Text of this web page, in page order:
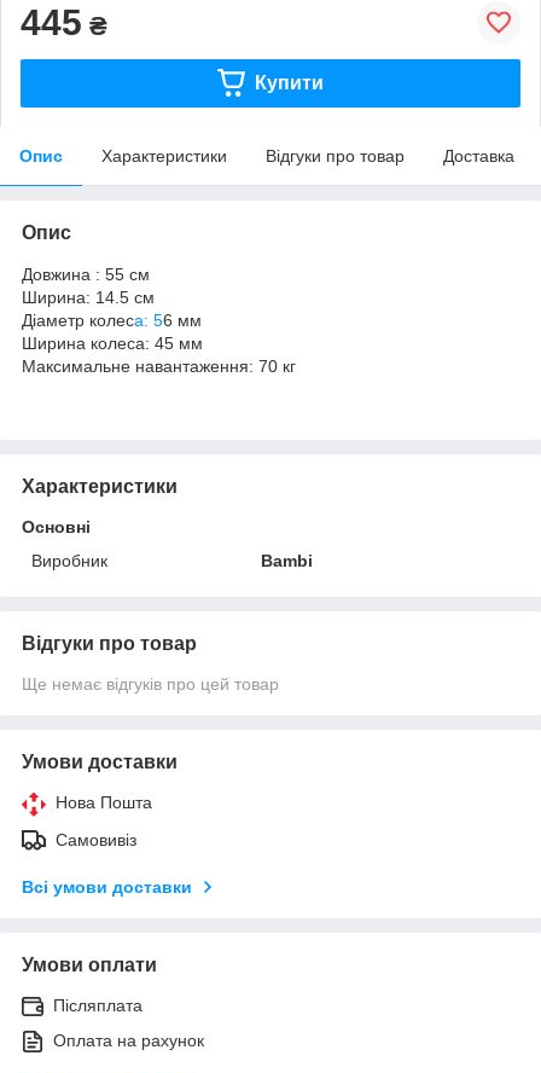
445 ₴
Купити
Опис Характеристики Відгуки про товар Доставка
Опис
Довжина : 55 см
Ширина: 14.5 см
Діаметр колеса: 56 мм
Ширина колеса: 45 мм
Максимальне навантаження: 70 кг
Характеристики
Основні
Виробник
Bambi
Відгуки про товар
Ще немає відгуків про цей товар
Умови доставки
Нова Пошта
Самовивіз
Всі умови доставки
Умови оплати
Післяплата
Оплата на рахунок